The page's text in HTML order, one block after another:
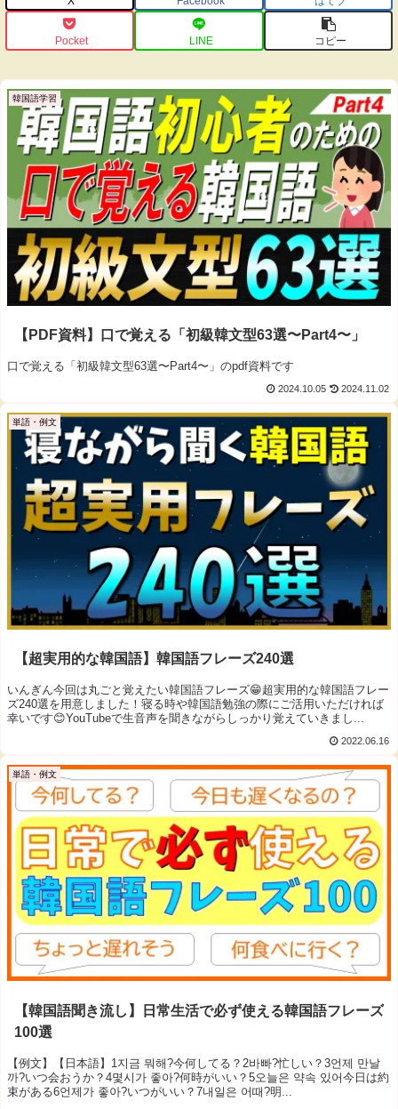
Pocket LINE コピー
韓国語学習
【PDF資料】口で覚える「初級韓文型63選〜Part4〜」
口で覚える「初級韓文型63選〜Part4〜」のpdf資料です
2024.10.05 2024.11.02
単語・例文
【超実用的な韓国語】韓国語フレーズ240選
いんぎん今回は丸ごと覚えたい韓国語フレーズ😁超実用的な韓国語フレー
ズ240選を用意しました！寝る時や韓国語勉強の際にご活用いただければ
幸いです😊YouTubeで生音声を聞きながらしっかり覚えていきまし...
2022.06.16
単語・例文
【韓国語聞き流し】日常生活で必ず使える韓国語フレーズ
100選
【例文】【日本語】1지금 뭐해?今何してる？2바빠?忙しい？3언제 만날
까?いつ会おうか？4몇시가 좋아?何時がいい？5오늘은 약속 있어今日は約
束がある6언제가 좋아?いつがいい？7내일은 어때?明...